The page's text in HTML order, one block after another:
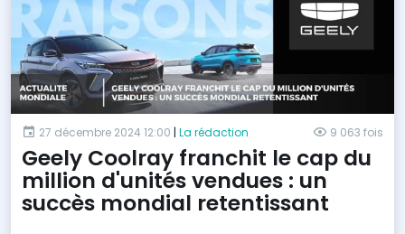
27 décembre 2024 12:00 | La rédaction 9 063 fois
Geely Coolray franchit le cap du
million d'unités vendues : un
succès mondial retentissant